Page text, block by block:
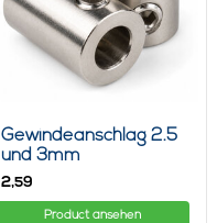
Gewindeanschlag 2.5
und 3mm
2,59
Product ansehen